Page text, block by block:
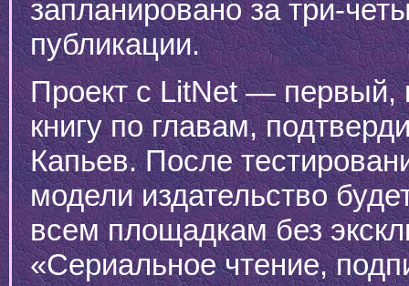
запланировано за три-
публикации.
Проект с LitNet — первый,
книгу по главам,
Капьев. После
модели издательство
всем площадкам без
«Сериальное чтение,